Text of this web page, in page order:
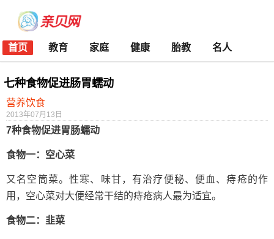
首页 教育 家庭 健康 胎教 名人
七种食物促进肠胃蠕动
营养饮食
2013年07月13日
7种食物促进胃肠蠕动
食物一：空心菜
又名空筒菜。性寒、味甘，有治疗便秘、便血、痔疮的作
用，空心菜对大便经常干结的痔疮病人最为适宜。
食物二：韭菜